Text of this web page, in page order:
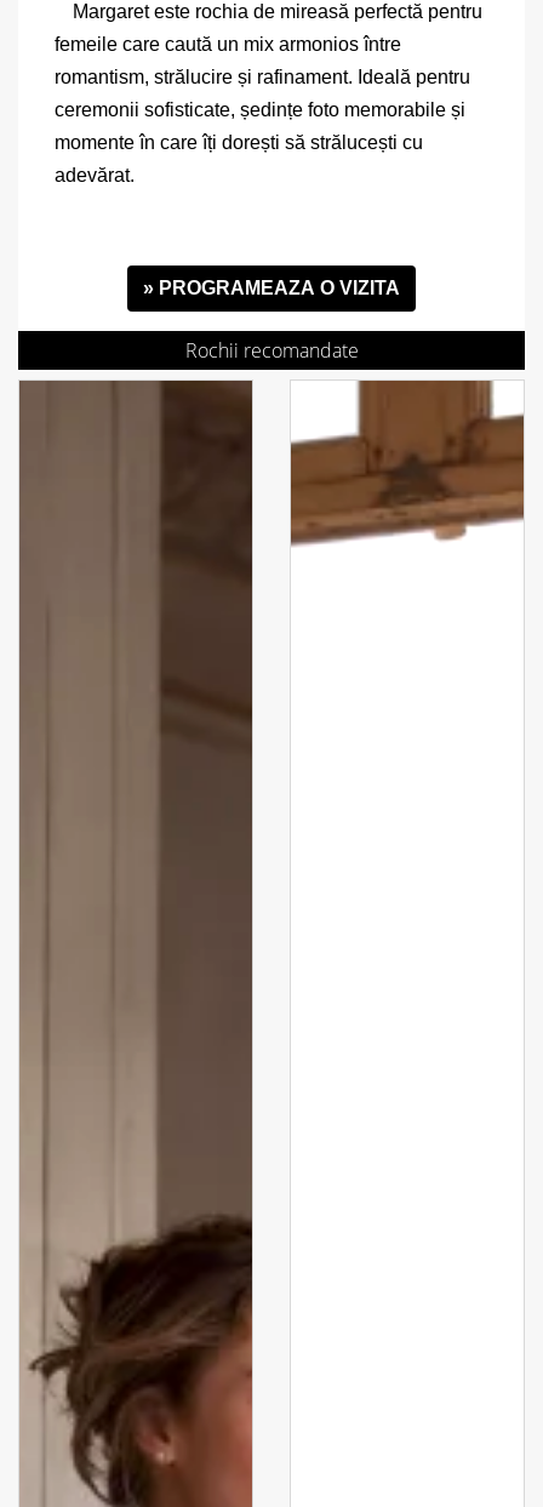
Margaret este rochia de mireasă perfectă pentru
femeile care caută un mix armonios între
romantism, strălucire și rafinament. Ideală pentru
ceremonii sofisticate, ședințe foto memorabile și
momente în care îți dorești să strălucești cu
adevărat.
» PROGRAMEAZA O VIZITA
Rochii recomandate